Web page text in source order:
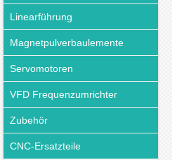
Linearführung
Magnetpulverbaulemente
Servomotoren
VFD Frequenzumrichter
Zubehör
CNC-Ersatzteile